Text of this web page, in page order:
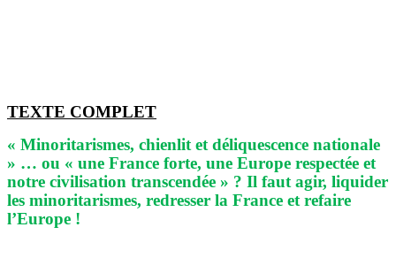
TEXTE COMPLET
« Minoritarismes, chienlit et déliquescence nationale
» … ou « une France forte, une Europe respectée et
notre civilisation transcendée » ? Il faut agir, liquider
les minoritarismes, redresser la France et refaire
l’Europe !